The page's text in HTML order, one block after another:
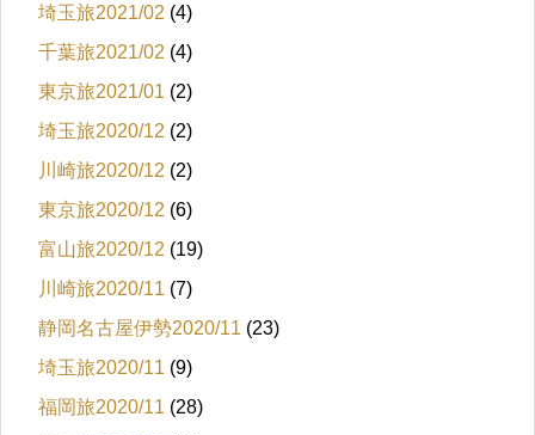
埼玉旅2021/02 (4)
千葉旅2021/02 (4)
東京旅2021/01 (2)
埼玉旅2020/12 (2)
川崎旅2020/12 (2)
東京旅2020/12 (6)
富山旅2020/12 (19)
川崎旅2020/11 (7)
静岡名古屋伊勢2020/11 (23)
埼玉旅2020/11 (9)
福岡旅2020/11 (28)